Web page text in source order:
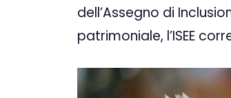
dell’Assegno di
patrimoniale, l’ISEE